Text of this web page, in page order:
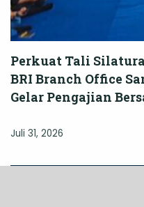
Perkuat Tali
BRI Branch Office
Gelar Pengajian
Juli 31, 2026